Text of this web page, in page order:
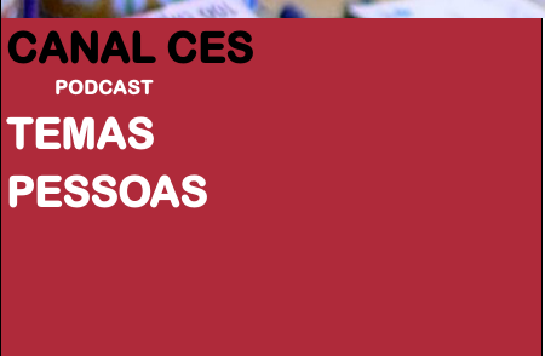
CANAL CES
PODCAST
TEMAS
PESSOAS